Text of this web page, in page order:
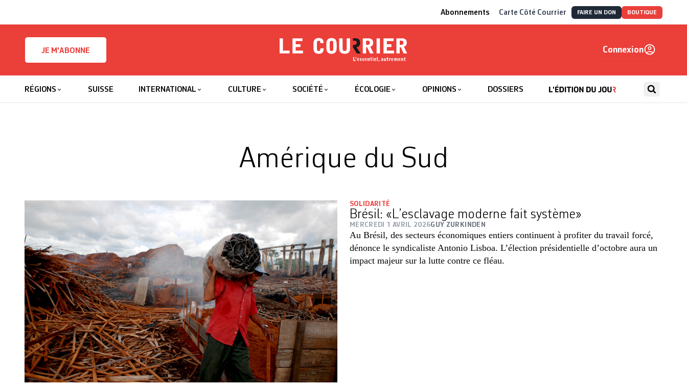
Abonnements Carte Côté Courrier FAIRE UN DON BOUTIQUE
JE M'ABONNE
Le Courrier
Connexion
RÉGIONS SUISSE INTERNATIONAL CULTURE SOCIÉTÉ ÉCOLOGIE OPINIONS DOSSIERS
Amérique du Sud
SOLIDARITÉ
Brésil: «L’esclavage moderne fait système»
MERCREDI 1 AVRIL 2026GUY ZURKINDEN
Au Brésil, des secteurs économiques entiers continuent à profiter du travail forcé,
dénonce le syndicaliste Antonio Lisboa. L’élection présidentielle d’octobre aura un
impact majeur sur la lutte contre ce fléau.